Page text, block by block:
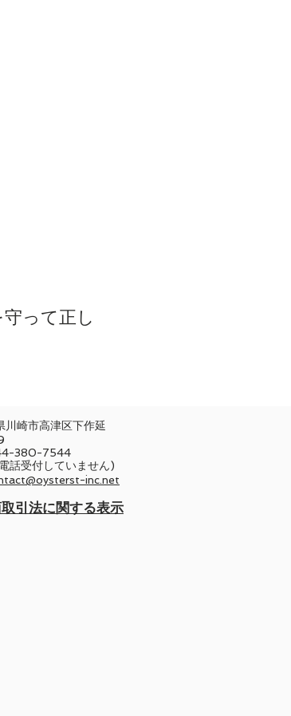
って正し
川崎市高津区下作延
380-7544
話受付していません)
inc.net
引法に関する表示